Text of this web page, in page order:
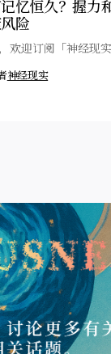
忆恒久？握力
险
欢迎订阅「神经现
神经现实